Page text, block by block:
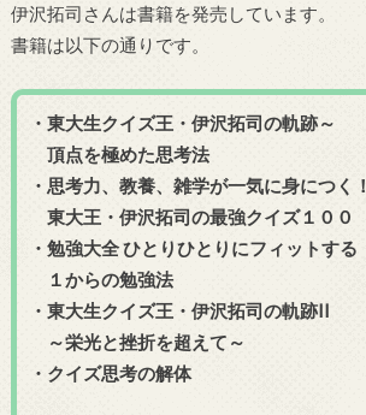
伊沢拓司さんは書籍を発売しています。
書籍は以下の通りです。
・東大生クイズ王・伊沢拓司の軌跡～
頂点を極めた思考法
・思考力、教養、雑学が一気に身につく！
東大王・伊沢拓司の最強クイズ１００
・勉強大全 ひとりひとりにフィットする
１からの勉強法
・東大生クイズ王・伊沢拓司の軌跡II
～栄光と挫折を超えて～
・クイズ思考の解体